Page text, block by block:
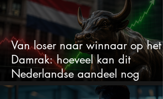
Van loser naar winnaar op het
Damrak: hoeveel kan dit
Nederlandse aandeel nog
stijgen?